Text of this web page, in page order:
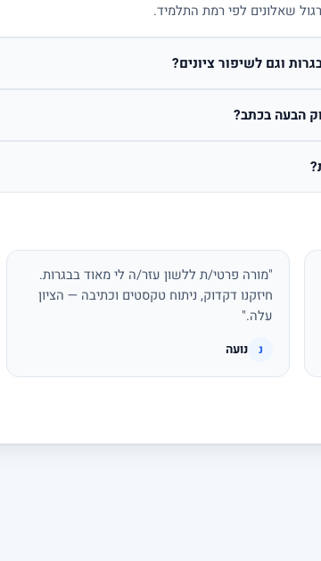
שאלונים לפי רמת התלמיד.
וגם לשיפור ציונים?
הבעה בכתב?
"מורה פרטי/ת ללשון עזר/ה לי מאוד בבגרות.
חיזקנו דקדוק, ניתוח טקסטים וכתיבה — הציון
עלה."
נ נועה